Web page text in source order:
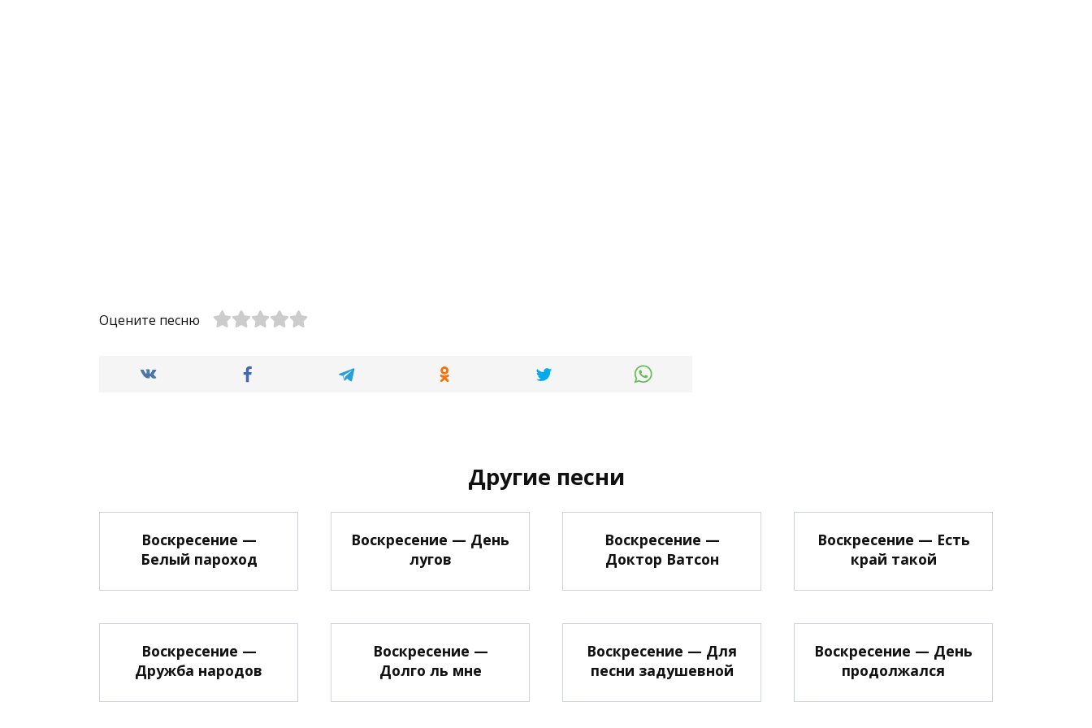
Оцените песню
Другие песни
Воскресение —
Белый пароход
Воскресение — День
лугов
Воскресение —
Доктор Ватсон
Воскресение — Есть
край такой
Воскресение —
Дружба народов
Воскресение —
Долго ль мне
Воскресение — Для
песни задушевной
Воскресение — День
продолжался